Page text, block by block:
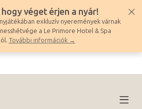
véget érjen a nyár!
exkluzív nyeremények várnak
a Le Primore Hotel & Spa
További információk →